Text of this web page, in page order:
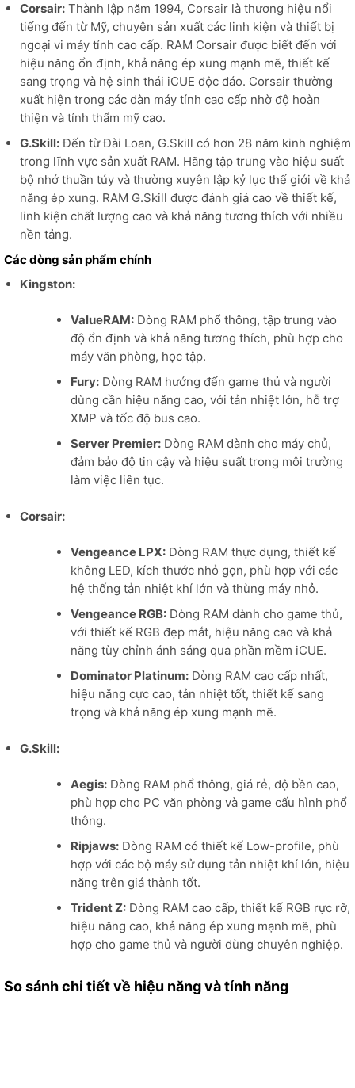
Corsair:Thành lập năm 1994, Corsair là thương hiệu nổi
tiếng đến từ Mỹ, chuyên sản xuất các linh kiện và thiết bị
ngoại vi máy tính cao cấp. RAM Corsair được biết đến với
hiệu năng ổn định, khả năng ép xung mạnh mẽ, thiết kế
sang trọng và hệ sinh thái iCUE độc đáo. Corsair thường
xuất hiện trong các dàn máy tính cao cấp nhờ độ hoàn
thiện và tính thẩm mỹ cao.
G.Skill:Đến từ Đài Loan, G.Skill có hơn 28 năm kinh nghiệm
trong lĩnh vực sản xuất RAM. Hãng tập trung vào hiệu suất
bộ nhớ thuần túy và thường xuyên lập kỷ lục thế giới về khả
năng ép xung. RAM G.Skill được đánh giá cao về thiết kế,
linh kiện chất lượng cao và khả năng tương thích với nhiều
nền tảng.
Các dòng sản phẩm chính
Kingston:
ValueRAM: Dòng RAM phổ thông, tập trung vào
độ ổn định và khả năng tương thích, phù hợp cho
máy văn phòng, học tập.
Fury: Dòng RAM hướng đến game thủ và người
dùng cần hiệu năng cao, với tản nhiệt lớn, hỗ trợ
XMP và tốc độ bus cao.
Server Premier: Dòng RAM dành cho máy chủ,
đảm bảo độ tin cậy và hiệu suất trong môi trường
làm việc liên tục.
Corsair:
Vengeance LPX: Dòng RAM thực dụng, thiết kế
không LED, kích thước nhỏ gọn, phù hợp với các
hệ thống tản nhiệt khí lớn và thùng máy nhỏ.
Vengeance RGB: Dòng RAM dành cho game thủ,
với thiết kế RGB đẹp mắt, hiệu năng cao và khả
năng tùy chỉnh ánh sáng qua phần mềm iCUE.
Dominator Platinum: Dòng RAM cao cấp nhất,
hiệu năng cực cao, tản nhiệt tốt, thiết kế sang
trọng và khả năng ép xung mạnh mẽ.
G.Skill:
Aegis: Dòng RAM phổ thông, giá rẻ, độ bền cao,
phù hợp cho PC văn phòng và game cấu hình phổ
thông.
Ripjaws: Dòng RAM có thiết kế Low-profile, phù
hợp với các bộ máy sử dụng tản nhiệt khí lớn, hiệu
năng trên giá thành tốt.
Trident Z: Dòng RAM cao cấp, thiết kế RGB rực rỡ,
hiệu năng cao, khả năng ép xung mạnh mẽ, phù
hợp cho game thủ và người dùng chuyên nghiệp.
So sánh chi tiết về hiệu năng và tính năng